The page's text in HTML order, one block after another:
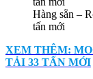
Hàng sẵn –
tấn mới
XEM THÊM:
TẢI 33 TẤN MỚI